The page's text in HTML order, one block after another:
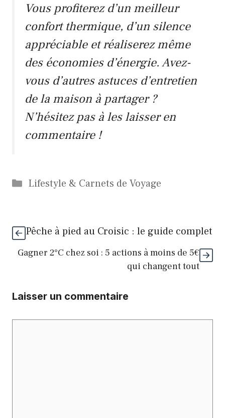
Vous profiterez d’un meilleur
confort thermique, d’un silence
appréciable et réaliserez même
des économies d’énergie. Avez-
vous d’autres astuces d’entretien
de la maison à partager ?
N’hésitez pas à les laisser en
commentaire !
Catégories
Lifestyle & Carnets de Voyage
Pêche à pied au Croisic : le guide complet
Gagner 2°C chez soi : 5 actions à moins de 5€
qui changent tout
Laisser un commentaire